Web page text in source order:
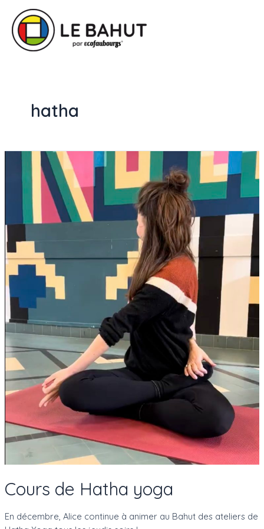
hatha
Cours de Hatha yoga
En décembre, Alice continue à animer au Bahut des ateliers de